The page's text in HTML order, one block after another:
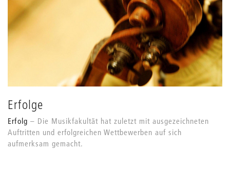
Erfolge
Erfolg
Die Musikfakultät hat zuletzt mit ausgezeichneten
Auftritten und erfolgreichen Wettbewerben auf sich
aufmerksam gemacht.